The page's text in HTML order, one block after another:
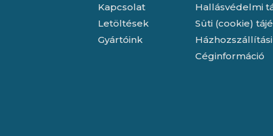
Kapcsolat
Letöltések
Gyártóink
Hallásvédelmi
Süti (cookie)
Céginformáció